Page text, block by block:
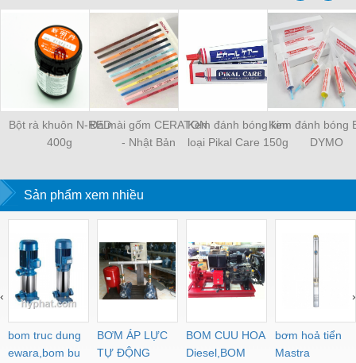
Bột rà khuôn N-RED
400g
Đá mài gốm CERATON
- Nhật Bản
Kem đánh bóng kim
loại Pikal Care 150g
Kem đánh bóng
DYMO
Sản phẩm xem nhiều
bom truc dung
ewara,bom bu
BƠM ÁP LỰC
TỰ ĐỘNG
BOM CUU HOA
Diesel,BOM
bơm hoả tiển
Mastra
‹ ›